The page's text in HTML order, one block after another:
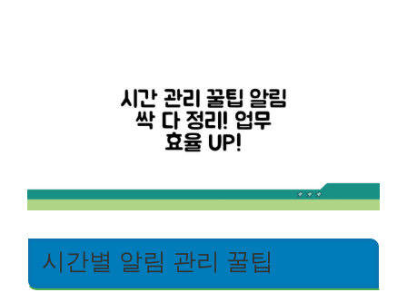
시간별 알림 관리 꿀팁